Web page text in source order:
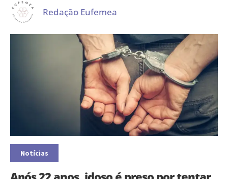
Redação Eufemea
Notícias